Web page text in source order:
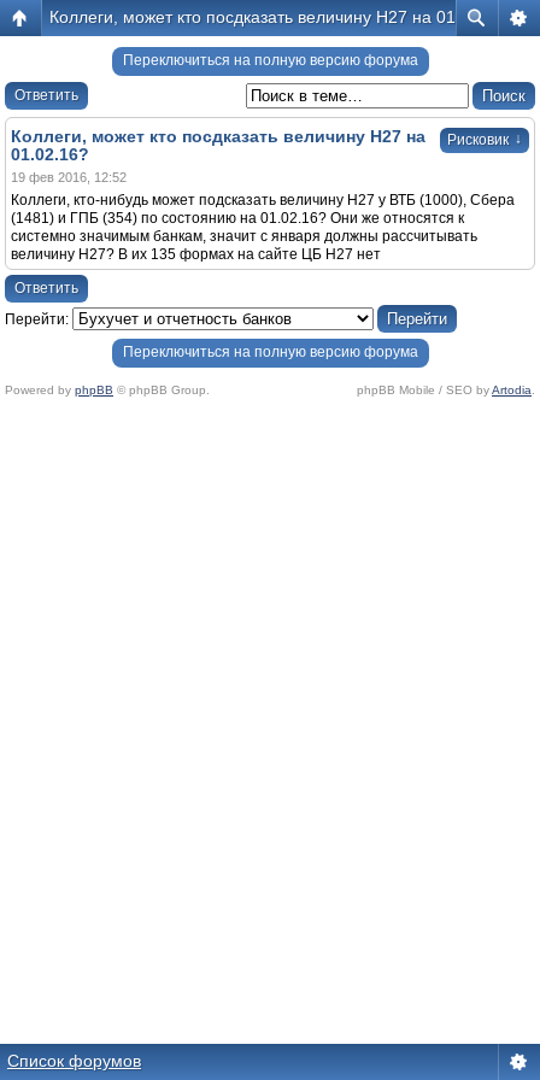
Коллеги, может кто посдказать величину Н27 на 01.02.16?
Переключиться на полную версию форума
Ответить
Рисковик ↓
Коллеги, может кто посдказать величину Н27 на
01.02.16?
19 фев 2016, 12:52
Коллеги, кто-нибудь может подсказать величину Н27 у ВТБ (1000), Сбера
(1481) и ГПБ (354) по состоянию на 01.02.16? Они же относятся к
системно значимым банкам, значит с января должны рассчитывать
величину Н27? В их 135 формах на сайте ЦБ Н27 нет
Ответить
Перейти:
Переключиться на полную версию форума
Powered by phpBB © phpBB Group. phpBB Mobile / SEO byArtodia
Список форумов